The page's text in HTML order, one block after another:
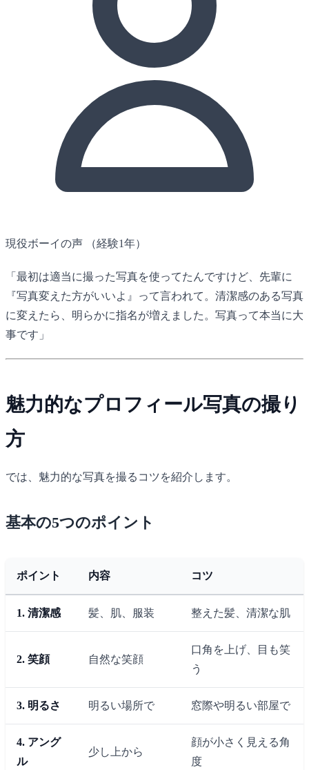
現役ボーイの声 （経験1年）
「最初は適当に撮った写真を使ってたんですけど、先輩に
『写真変えた方がいいよ』って言われて。清潔感のある写真
に変えたら、明らかに指名が増えました。写真って本当に大
事です」
魅力的なプロフィール写真の撮り
方
では、魅力的な写真を撮るコツを紹介します。
基本の5つのポイント
ポイント 内容 コツ
1. 清潔感 髪、肌、服装 整えた髪、清潔な肌
2. 笑顔 自然な笑顔
口角を上げ、目も笑
う
3. 明るさ 明るい場所で 窓際や明るい部屋で
4. アング
ル
少し上から
顔が小さく見える角
度